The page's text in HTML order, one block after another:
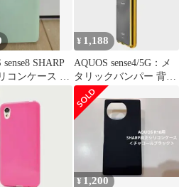
sense8 SHARP
コンケース ペ
ーン
¥ 1,188
AQUOS sense4/5G：メ
タリックバンパー 背面
クリア ケース★ゴール
ド
¥1,200